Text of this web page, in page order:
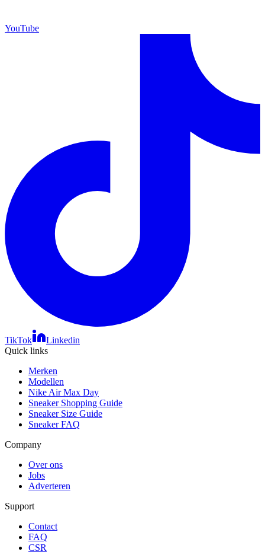
YouTube
TikTok
Linkedin
Quick links
Merken
Modellen
Nike Air Max Day
Sneaker Shopping Guide
Sneaker Size Guide
Sneaker FAQ
Company
Over ons
Jobs
Adverteren
Support
Contact
FAQ
CSR